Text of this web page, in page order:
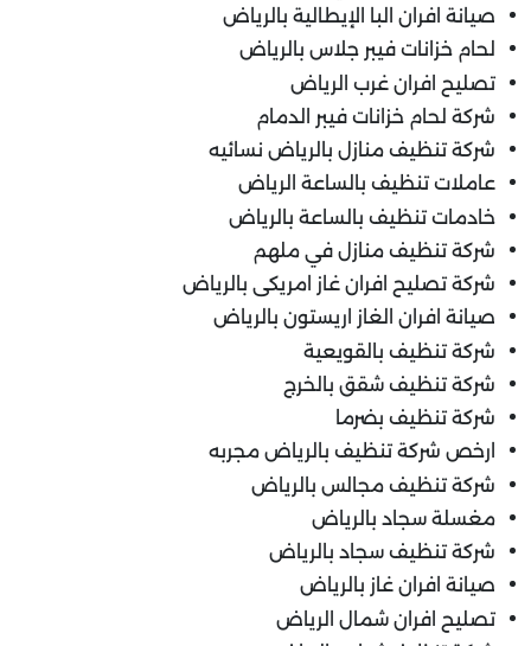
صيانة افران البا الإيطالية بالرياض
لحام خزانات فيبر جلاس بالرياض
تصليح افران غرب الرياض
شركة لحام خزانات فيبر الدمام
شركة تنظيف منازل بالرياض نسائيه
عاملات تنظيف بالساعة الرياض
خادمات تنظيف بالساعة بالرياض
شركة تنظيف منازل في ملهم
شركة تصليح افران غاز امريكى بالرياض
صيانة افران الغاز اريستون بالرياض
شركة تنظيف بالقويعية
شركة تنظيف شقق بالخرج
شركة تنظيف بضرما
ارخص شركة تنظيف بالرياض مجربه
شركة تنظيف مجالس بالرياض
مغسلة سجاد بالرياض
شركة تنظيف سجاد بالرياض
صيانة افران غاز بالرياض
تصليح افران شمال الرياض